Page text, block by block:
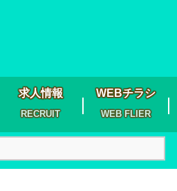
求人情報
RECRUIT
WEBチラシ
WEB FLIER